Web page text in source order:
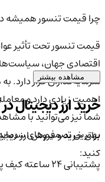
چرا قیمت تنسور همیشه
قیمت تنسور تحت تأثیر
اقتصادی جهان،
سرمایه‌گذاران قرار دارد.
اهمیت زیادی دارد و
شما نیز می‌توانید با
بهترین تصمیم‌های
پشتیبانی ۲۴ ساعته کیف پول من
مشاهده بیشتر
خرید ارز دیجیتال در 3 مرحله ساده
برای خرید و فروش ارز
کنید: